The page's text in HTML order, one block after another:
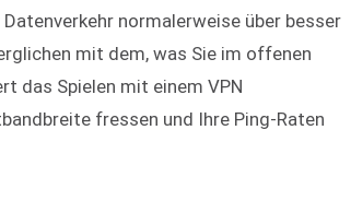
normalerweise über besser
mit dem, was Sie im offenen
das Spielen mit einem VPN
fressen und Ihre Ping-Raten